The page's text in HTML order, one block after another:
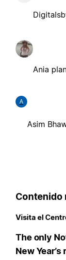
Ania
A
Asim
Contenido
Visita el
The only
New